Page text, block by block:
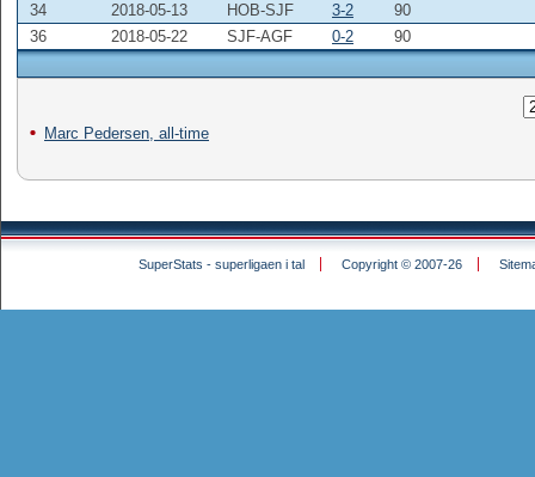
34
2018-05-13 HOB-SJF 3-2
90
36
2018-05-22 SJF-AGF 0-2 90
Marc Pedersen, all-time
SuperStats - superligaen i tal Copyright © 2007-26